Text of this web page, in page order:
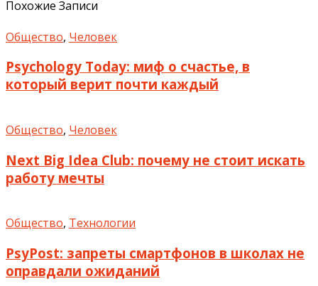
Похожие Записи
Общество, Человек
Psychology Today: миф о счастье, в
который верит почти каждый
Общество, Человек
Next Big Idea Club: почему не стоит искать
работу мечты
Общество, Технологии
PsyPost: запреты смартфонов в школах не
оправдали ожиданий